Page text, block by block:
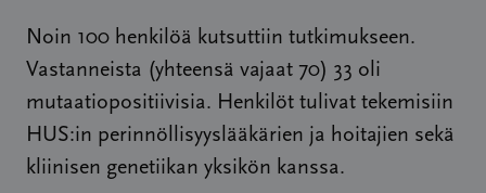
Noin 100 henkilöä kutsuttiin tutkimukseen.
Vastanneista (yhteensä vajaat 70) 33 oli
mutaatiopositiivisia. Henkilöt tulivat tekemisiin
HUS:in perinnöllisyyslääkärien ja hoitajien sekä
kliinisen genetiikan yksikön kanssa.